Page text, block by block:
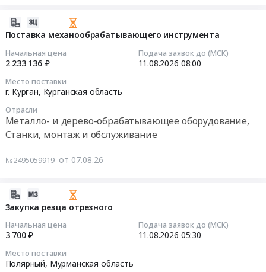
Поставка механообрабатывающего инструмента
Начальная цена
2 233 136 ₽
Подача заявок до (МСК)
11.08.2026 08:00
Место поставки
г. Курган, Курганская область
Отрасли
Металло- и дерево-обрабатывающее оборудование,
Станки, монтаж и обслуживание
№2495059919 от 07.08.26
Закупка резца отрезного
Начальная цена
3 700 ₽
Подача заявок до (МСК)
11.08.2026 05:30
Место поставки
Полярный, Мурманская область